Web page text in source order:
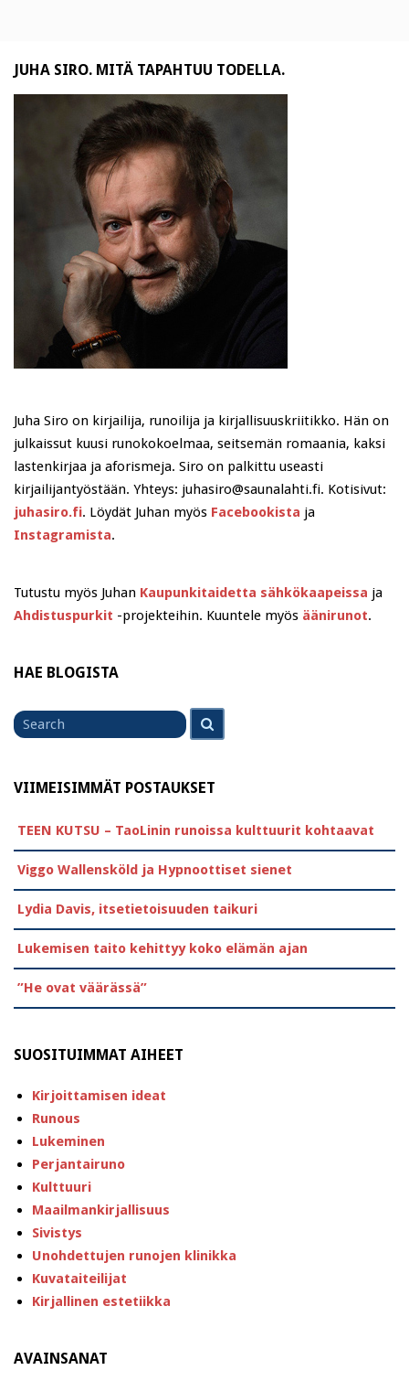
JUHA SIRO. MITÄ TAPAHTUU TODELLA.
Juha Siro on kirjailija, runoilija ja kirjallisuuskriitikko. Hän on
julkaissut kuusi runokokoelmaa, seitsemän romaania, kaksi
lastenkirjaa ja aforismeja. Siro on palkittu useasti
kirjailijantyöstään. Yhteys: juhasiro@saunalahti.fi. Kotisivut:
juhasiro.fi. Löydät Juhan myös Facebookista ja
Instagramista.
Tutustu myös Juhan Kaupunkitaidetta sähkökaapeissa ja
Ahdistuspurkit -projekteihin. Kuuntele myös äänirunot.
HAE BLOGISTA
Search
for
VIIMEISIMMÄT POSTAUKSET
TEEN KUTSU – TaoLinin runoissa kulttuurit kohtaavat
Viggo Wallensköld ja Hypnoottiset sienet
Lydia Davis, itsetietoisuuden taikuri
Lukemisen taito kehittyy koko elämän ajan
”He ovat väärässä”
SUOSITUIMMAT AIHEET
Kirjoittamisen ideat
Runous
Lukeminen
Perjantairuno
Kulttuuri
Maailmankirjallisuus
Sivistys
Unohdettujen runojen klinikka
Kuvataiteilijat
Kirjallinen estetiikka
AVAINSANAT